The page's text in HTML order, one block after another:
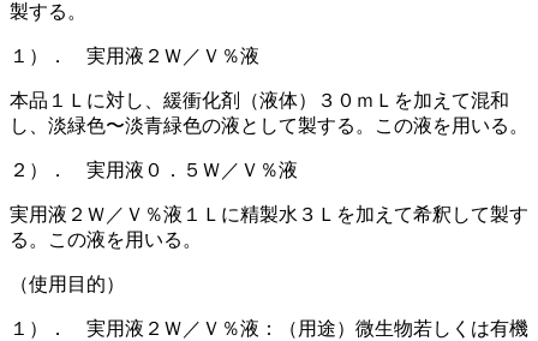
製する。
１）． 実用液２Ｗ／Ｖ％液
本品１Ｌに対し、緩衝化剤（液体）３０ｍＬを加えて混和
し、淡緑色〜淡青緑色の液として製する。この液を用いる。
２）． 実用液０．５Ｗ／Ｖ％液
実用液２Ｗ／Ｖ％液１Ｌに精製水３Ｌを加えて希釈して製す
る。この液を用いる。
（使用目的）
１）． 実用液２Ｗ／Ｖ％液：（用途）微生物若しくは有機